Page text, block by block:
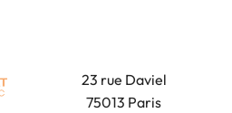
23 rue Daviel
75013 Paris